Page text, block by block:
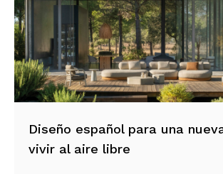
Diseño español para una
vivir al aire libre